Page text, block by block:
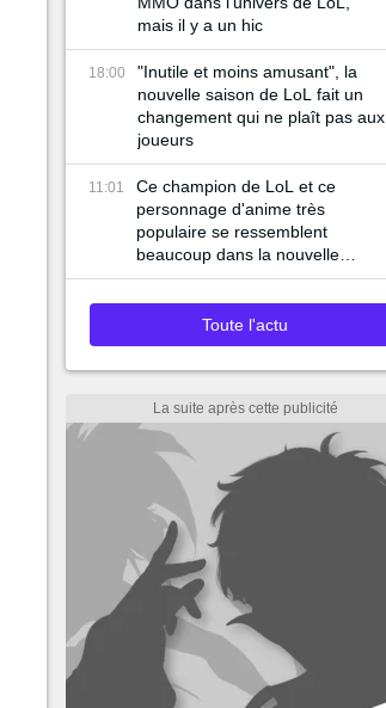
mais il y a un hic
18:00
"Inutile et moins amusant", la
nouvelle saison de LoL fait un
changement qui ne plaît pas aux
joueurs
11:01
Ce champion de LoL et ce
personnage d'anime très
populaire se ressemblent
beaucoup dans la nouvelle
bande-annonce du jeu
Toute l'actu